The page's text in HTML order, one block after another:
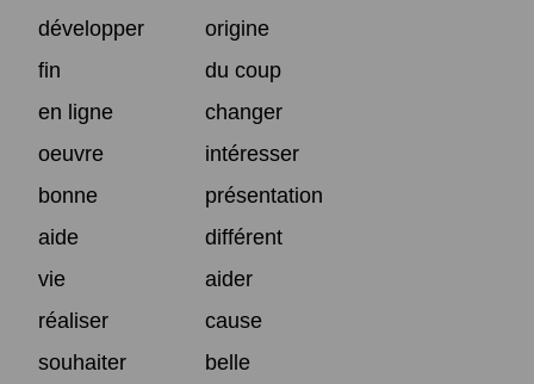
développer
origine
fin
du coup
en ligne
changer
oeuvre
intéresser
bonne
présentation
aide
différent
vie
aider
réaliser
cause
souhaiter
belle